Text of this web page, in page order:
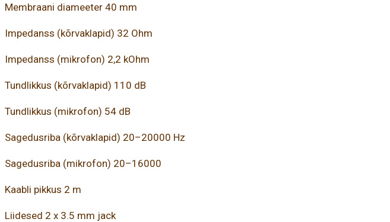
Membraani diameeter 40 mm
Impedanss (kõrvaklapid) 32 Ohm
Impedanss (mikrofon) 2,2 kOhm
Tundlikkus (kõrvaklapid) 110 dB
Tundlikkus (mikrofon) 54 dB
Sagedusriba (kõrvaklapid) 20–20000 Hz
Sagedusriba (mikrofon) 20–16000
Kaabli pikkus 2 m
Liidesed 2 x 3.5 mm jack